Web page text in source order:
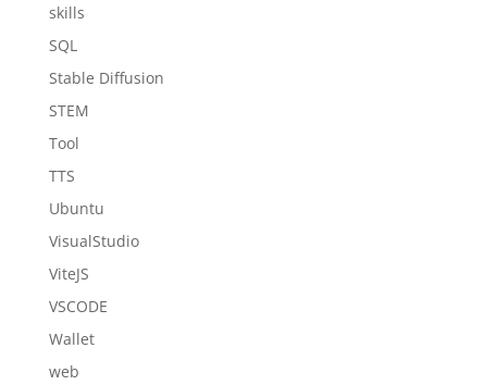
skills
SQL
Stable Diffusion
STEM
Tool
TTS
Ubuntu
VisualStudio
ViteJS
VSCODE
Wallet
web